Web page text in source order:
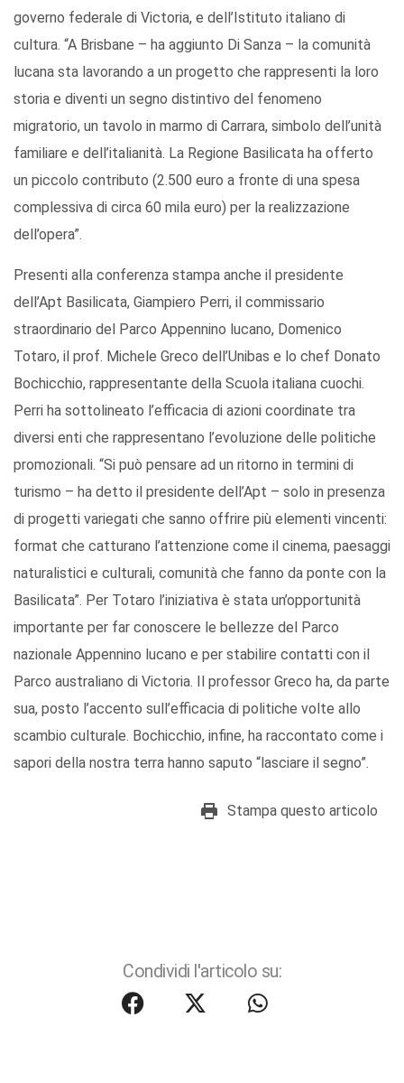
governo federale di Victoria, e dell’Istituto italiano di
cultura. “A Brisbane – ha aggiunto Di Sanza – la comunità
lucana sta lavorando a un progetto che rappresenti la loro
storia e diventi un segno distintivo del fenomeno
migratorio, un tavolo in marmo di Carrara, simbolo dell’unità
familiare e dell’italianità. La Regione Basilicata ha offerto
un piccolo contributo (2.500 euro a fronte di una spesa
complessiva di circa 60 mila euro) per la realizzazione
dell’opera”.
Presenti alla conferenza stampa anche il presidente
dell’Apt Basilicata, Giampiero Perri, il commissario
straordinario del Parco Appennino lucano, Domenico
Totaro, il prof. Michele Greco dell’Unibas e lo chef Donato
Bochicchio, rappresentante della Scuola italiana cuochi.
Perri ha sottolineato l’efficacia di azioni coordinate tra
diversi enti che rappresentano l’evoluzione delle politiche
promozionali. “Si può pensare ad un ritorno in termini di
turismo – ha detto il presidente dell’Apt – solo in presenza
di progetti variegati che sanno offrire più elementi vincenti:
format che catturano l’attenzione come il cinema, paesaggi
naturalistici e culturali, comunità che fanno da ponte con la
Basilicata”. Per Totaro l’iniziativa è stata un’opportunità
importante per far conoscere le bellezze del Parco
nazionale Appennino lucano e per stabilire contatti con il
Parco australiano di Victoria. Il professor Greco ha, da parte
sua, posto l’accento sull’efficacia di politiche volte allo
scambio culturale. Bochicchio, infine, ha raccontato come i
sapori della nostra terra hanno saputo “lasciare il segno”.
Stampa questo articolo
Condividi l'articolo su: